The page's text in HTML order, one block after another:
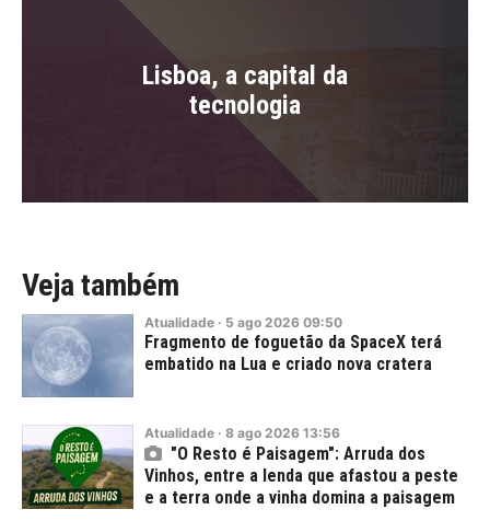
Lisboa, a capital da
tecnologia
Veja também
Atualidade · 5 ago 2026 09:50
Fragmento de foguetão da SpaceX terá
embatido na Lua e criado nova cratera
Atualidade · 8 ago 2026 13:56
"O Resto é Paisagem": Arruda dos
Vinhos, entre a lenda que afastou a peste
e a terra onde a vinha domina a paisagem